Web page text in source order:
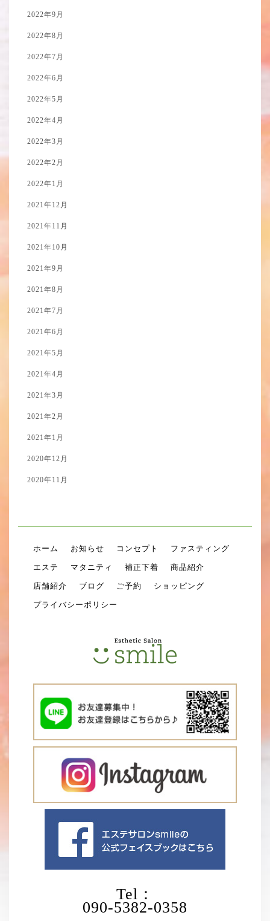
2022年9月
2022年8月
2022年7月
2022年6月
2022年5月
2022年4月
2022年3月
2022年2月
2022年1月
2021年12月
2021年11月
2021年10月
2021年9月
2021年8月
2021年7月
2021年6月
2021年5月
2021年4月
2021年3月
2021年2月
2021年1月
2020年12月
2020年11月
ホーム お知らせ コンセプト ファスティング
エステ マタニティ 補正下着 商品紹介
店舗紹介 ブログ ご予約 ショッピング
プライバシーポリシー
Tel：
090-5382-0358